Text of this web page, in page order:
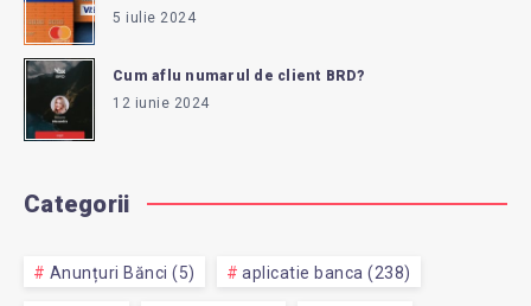
5 iulie 2024
Cum aflu numarul de client BRD?
12 iunie 2024
Categorii
Anunțuri Bănci (5) aplicatie banca (238)